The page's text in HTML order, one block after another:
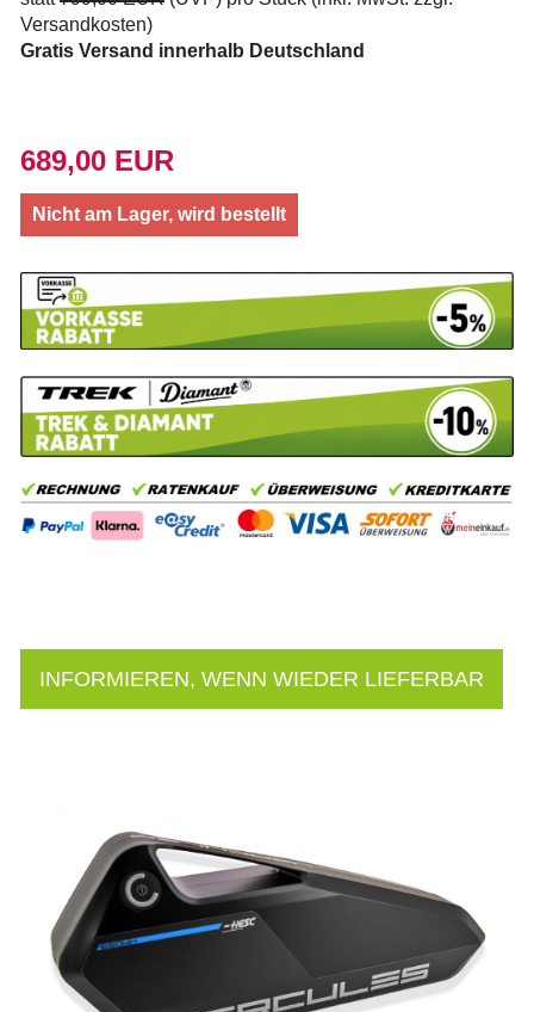
Versandkosten)
Gratis Versand innerhalb Deutschland
689,00 EUR
Nicht am Lager, wird bestellt
INFORMIEREN, WENN WIEDER LIEFERBAR